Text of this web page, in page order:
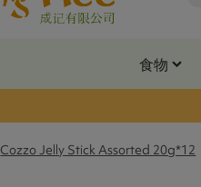
食物
Cozzo Jelly Stick Assorted 20g*12